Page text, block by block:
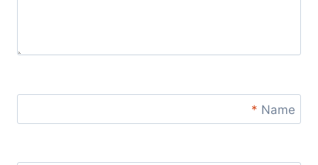
Name
*